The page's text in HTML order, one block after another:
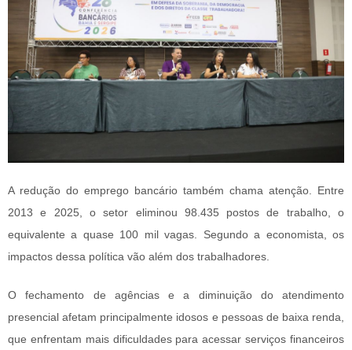
A redução do emprego bancário também chama atenção. Entre
2013 e 2025, o setor eliminou 98.435 postos de trabalho, o
equivalente a quase 100 mil vagas. Segundo a economista, os
impactos dessa política vão além dos trabalhadores.
O fechamento de agências e a diminuição do atendimento
presencial afetam principalmente idosos e pessoas de baixa renda,
que enfrentam mais dificuldades para acessar serviços financeiros